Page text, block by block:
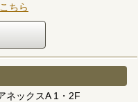
ちら
ネックスA 1・2F